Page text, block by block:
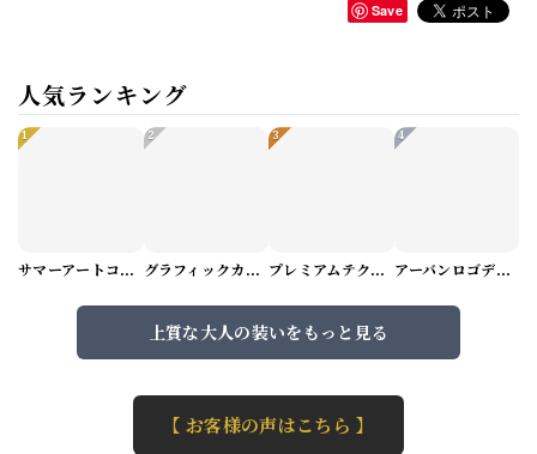
Save
人気ランキング
1
サマーアートコーデセット（5パターン） M1048
2
グラフィックカーゴショートパンツ M1029
3
プレミアムテクスチャーニット（4color） M0971
4
アーバンロゴデザインTシャツ（3color） M0984
上質な大人の装いをもっと見る
【 お客様の声はこちら 】